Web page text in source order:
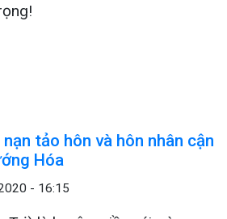
tảo hôn và hôn nhân cận
Hóa
- 16:15